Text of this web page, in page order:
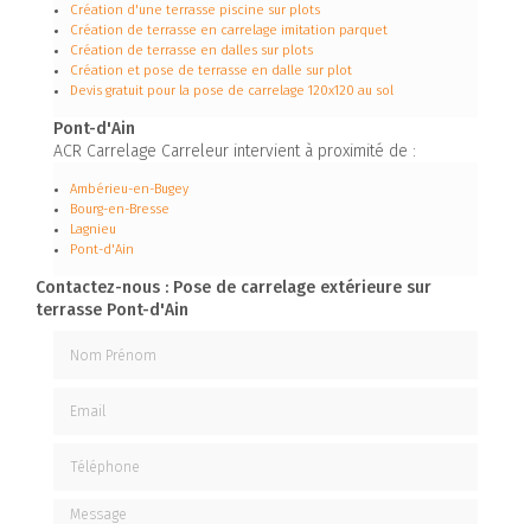
Création d'une terrasse piscine sur plots
Création de terrasse en carrelage imitation parquet
Création de terrasse en dalles sur plots
Création et pose de terrasse en dalle sur plot
Devis gratuit pour la pose de carrelage 120x120 au sol
Pont-d'Ain
ACR Carrelage Carreleur intervient à proximité de :
Ambérieu-en-Bugey
Bourg-en-Bresse
Lagnieu
Pont-d'Ain
Contactez-nous : Pose de carrelage extérieure sur
terrasse Pont-d'Ain
Message